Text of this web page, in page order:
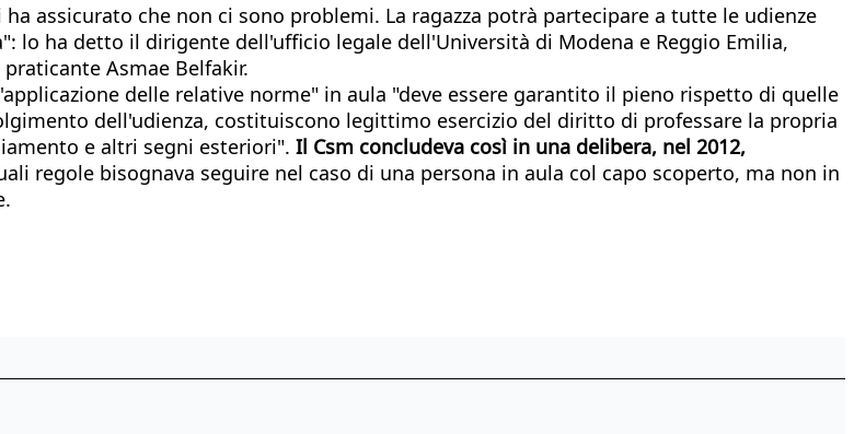
ha assicurato che non ci sono problemi. La ragazza potrà partecipare a tutte le udienze
lo ha detto il dirigente dell'ufficio legale dell'Università di Modena e Reggio Emilia,
Asmae Belfakir.
delle relative norme" in aula "deve essere garantito il pieno rispetto di quelle
dell'udienza, costituiscono legittimo esercizio del diritto di professare la propria
e altri segni esteriori". Il Csm concludeva così in una delibera, nel 2012,
regole bisognava seguire nel caso di una persona in aula col capo scoperto, ma non in